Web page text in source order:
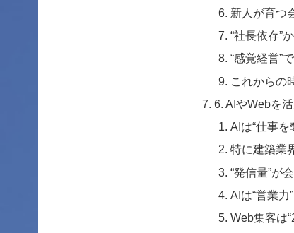
新人が育つ
“社長依存”
“感覚経営”
これからの
6. AIやWebを
AIは“仕事を
特に建築業
“発信量”が
AIは“営業力
Web集客は